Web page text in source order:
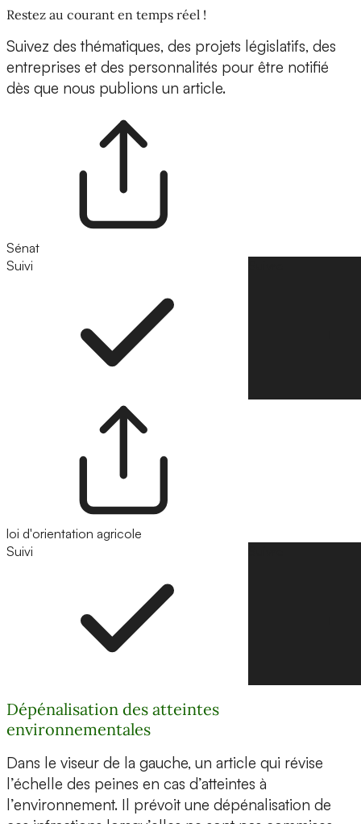
Restez au courant en temps réel !
Suivez des thématiques, des projets législatifs, des
entreprises et des personnalités pour être notifié
dès que nous publions un article.
Sénat
Suivi
loi d'orientation agricole
Suivi
Dépénalisation des atteintes
environnementales
Dans le viseur de la gauche, un article qui révise
l’échelle des peines en cas d’atteintes à
l’environnement. Il prévoit une dépénalisation de